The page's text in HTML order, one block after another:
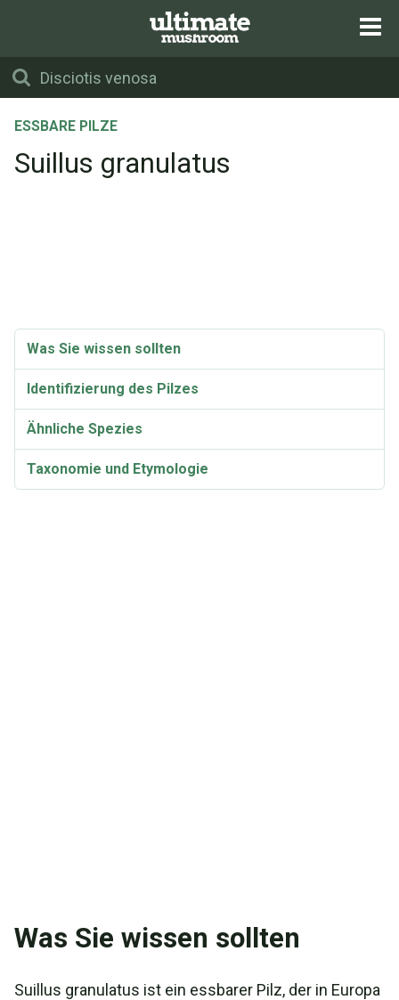
ESSBARE PILZE
Suillus granulatus
Was Sie wissen sollten
Identifizierung des Pilzes
Ähnliche Spezies
Taxonomie und Etymologie
Was Sie wissen sollten
Suillus granulatus ist ein essbarer Pilz, der in Europa